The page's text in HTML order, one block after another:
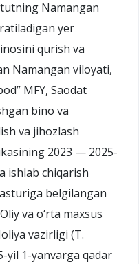
Namangan
yer
qurish va
Namangan viloyati,
MFY, Saodat
bino va
va jihozlash
2023 — 2025-
ishlab chiqarish
belgilangan
va o‘rta maxsus
vazirligi (T.
yil 1-yanvarga qadar